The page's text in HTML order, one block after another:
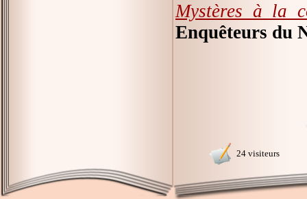
Mystères à la
Enquêteurs du
24 visiteurs